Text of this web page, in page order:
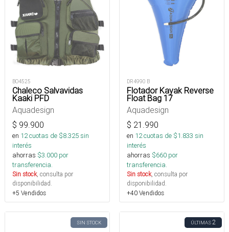
BO4525
Chaleco Salvavidas
Kaaki PFD
Aquadesign
$ 99.900
en 12cuotas de $8.325sin
interés
ahorras $3.000 por
transferencia.
Sin stock, consulta por
disponibilidad.
+5 Vendidos
DR4990 B
Flotador Kayak Reverse
Float Bag 17
Aquadesign
$ 21.990
en 12cuotas de $1.833 sin
interés
ahorras $660 por
transferencia.
Sin stock, consulta por
disponibilidad.
+40 Vendidos
SIN STOCK ÚLTIMAS2